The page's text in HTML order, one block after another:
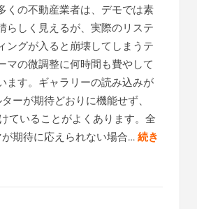
くの不動産業者は、デモでは素
らしく見えるが、実際のリステ
ングが入ると崩壊してしまうテ
マの微調整に何時間も費やして
ます。ギャラリーの読み込みが
ーが期待どおりに機能せず、
ていることがよくあります。全
期待に応えられない場合…続き